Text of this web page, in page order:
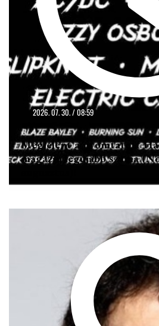
2026. 07. 30. / 08:59
Megjelent a nyomtatott
magazin legújabb száma